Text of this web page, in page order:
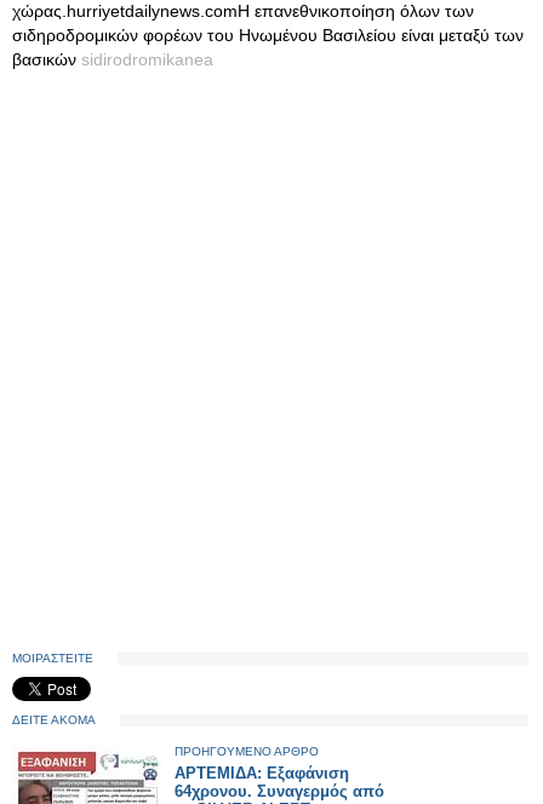
χώρας.hurriyetdailynews.comΗ επανεθνικοποίηση όλων των
σιδηροδρομικών φορέων του Ηνωμένου Βασιλείου είναι μεταξύ των
βασικών sidirodromikanea
ΜΟΙΡΑΣΤΕΙΤΕ
ΔΕΙΤΕ ΑΚΟΜΑ
ΠΡΟΗΓΟΥΜΕΝΟ ΑΡΘΡΟ
ΑΡΤΕΜΙΔΑ: Εξαφάνιση
64χρονου. Συναγερμός από